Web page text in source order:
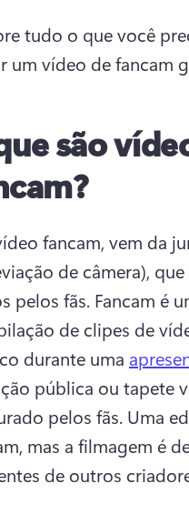
tudo o que você
um vídeo de fancam
são
fancam, vem da
de câmera),
pelos fãs. Fancam é
de clipes de
durante uma
pública ou tapete
pelos fãs. Uma
mas a filmagem é
de outros